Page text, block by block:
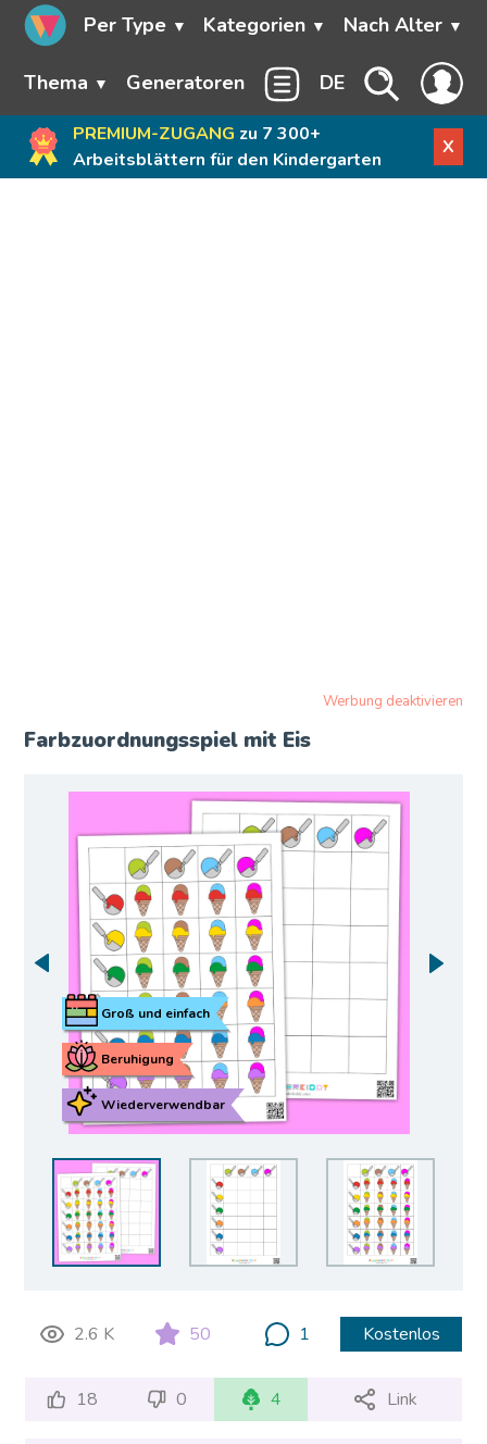
Per Type Kategorien Nach Alter
Thema Generatoren DE
PREMIUM-ZUGANG zu 7 300+
Arbeitsblättern für den Kindergarten
X
Werbung deaktivieren
Farbzuordnungsspiel mit Eis
Wiederverwendbar
Beruhigung
Groß und einfach
2.6 K 50 1 Kostenlos
18 0 4 Link